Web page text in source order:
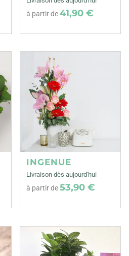
à partir de41,90 €
INGENUE
Livraison dès aujourd'hui
à partir de53,90 €